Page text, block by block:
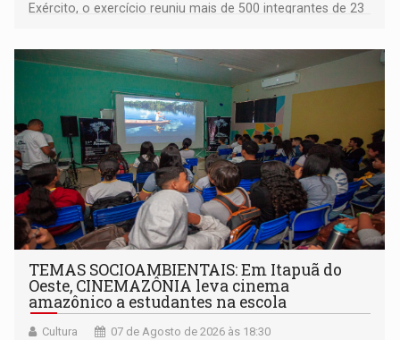
Exército, o exercício reuniu mais de 500 integrantes de 23
TEMAS SOCIOAMBIENTAIS: Em Itapuã do
Oeste, CINEMAZÔNIA leva cinema
amazônico a estudantes na escola
Cultura 07 de Agosto de 2026 às 18:30